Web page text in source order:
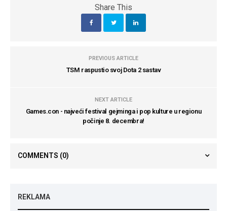
Share This
PREVIOUS ARTICLE
TSM raspustio svoj Dota 2 sastav
NEXT ARTICLE
Games.con - najveći festival gejminga i pop kulture u regionu
počinje 8. decembra!
COMMENTS (0)
REKLAMA